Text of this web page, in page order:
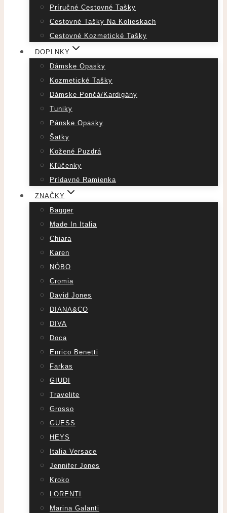
Príručné Cestovné Tašky
Cestovné Tašky Na Kolieskach
Cestovné Kozmetické Tašky
DOPLNKY
Dámske Opasky
Kozmetické Tašky
Dámske Pončá/Kardigány
Tuniky
Pánske Opasky
Šatky
Kožené Puzdrá
Kľúčenky
Prídavné Ramienka
ZNAČKY
Bagger
Made In Italia
Chiara
Karen
NÓBO
Cromia
David Jones
DIANA&CO
DIVA
Doca
Enrico Benetti
Farkas
GIUDI
Travelite
Grosso
GUESS
HEYS
Italia Versace
Jennifer Jones
Kroko
LORENTI
Marina Galanti